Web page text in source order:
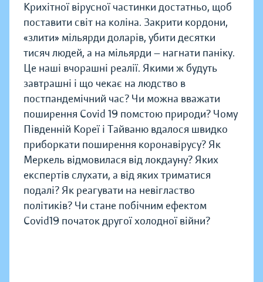
Крихітної вірусної частинки достатньо, щоб
поставити світ на коліна. Закрити кордони,
«злити» мільярди доларів, убити десятки
тисяч людей, а на мільярди — нагнати паніку.
Це наші вчорашні реалії. Якими ж будуть
завтрашні і що чекає на людство в
постпандемічний час? Чи можна вважати
поширення Covid 19 помстою природи? Чому
Південній Кореї і Тайваню вдалося швидко
приборкати поширення коронавірусу? Як
Меркель відмовилася від локдауну? Яких
експертів слухати, а від яких триматися
подалі? Як реагувати на невігластво
політиків? Чи стане побічним ефектом
Covid19 початок другої холодної війни?